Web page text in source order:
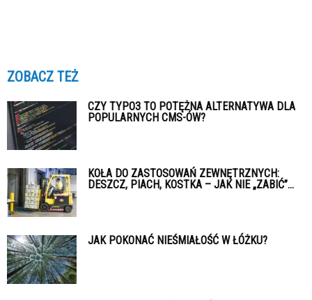
ZOBACZ TEŻ
CZY TYPO3 TO POTĘŻNA ALTERNATYWA DLA
POPULARNYCH CMS-ÓW?
KOŁA DO ZASTOSOWAŃ ZEWNĘTRZNYCH:
DESZCZ, PIACH, KOSTKA – JAK NIE „ZABIĆ”...
JAK POKONAĆ NIEŚMIAŁOŚĆ W ŁÓŻKU?